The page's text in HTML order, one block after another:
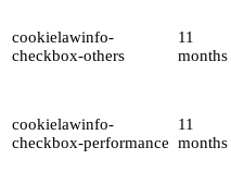
cookielawinfo-
checkbox-others
11
months
cookielawinfo-
checkbox-performance
11
months